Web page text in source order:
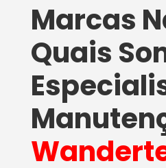
Marcas
Quais